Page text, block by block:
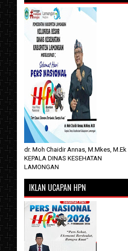
dr. Moh Chaidir Annas, M.Mkes, M.Ek
KEPALA DINAS KESEHATAN
LAMONGAN
IKLAN UCAPAN HPN